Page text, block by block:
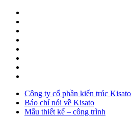
Công ty cổ phần kiến trúc Kisato
Báo chí nói về Kisato
Mẫu thiết kế – công trình